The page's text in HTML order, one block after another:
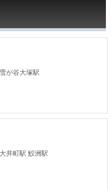
が谷大塚駅
井町駅 鮫洲駅